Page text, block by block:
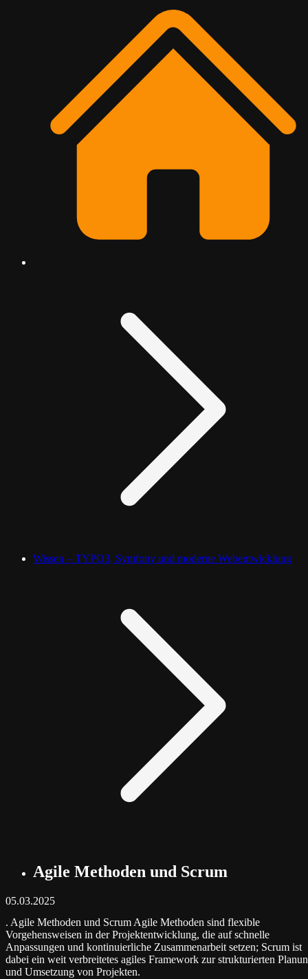
Wissen – TYPO3, Symfony und moderne Webentwicklung
Agile Methoden und Scrum
05.03.2025
. Agile Methoden und Scrum Agile Methoden sind flexible
Vorgehensweisen in der Projektentwicklung, die auf schnelle
Anpassungen und kontinuierliche Zusammenarbeit setzen; Scrum ist
dabei ein weit verbreitetes agiles Framework zur strukturierten
und Umsetzung von Projekten.